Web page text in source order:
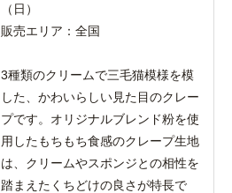
（日）
販売エリア：全国
3種類のクリームで三毛猫模様を模
した、かわいらしい見た目のクレー
プです。オリジナルブレンド粉を使
用したもちもち食感のクレープ生地
は、クリームやスポンジとの相性を
踏まえたくちどけの良さが特長で